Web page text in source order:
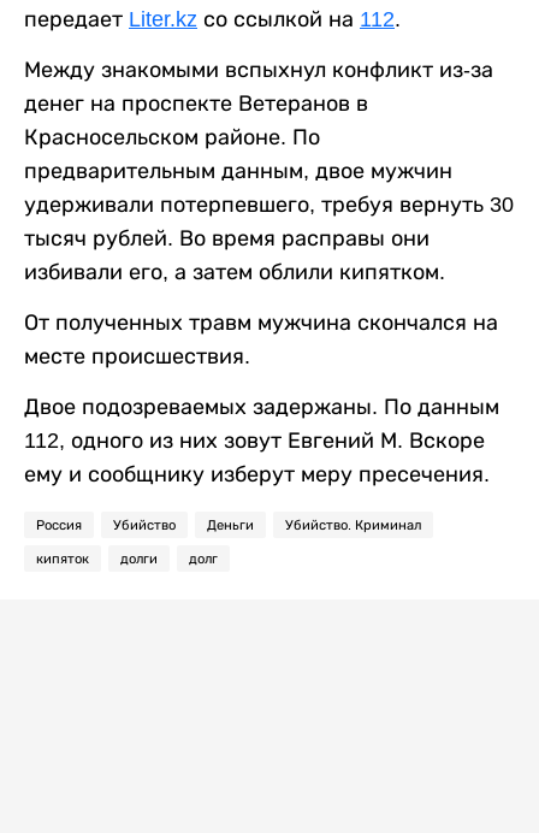
передает Liter.kz со ссылкой на 112.
Между знакомыми вспыхнул конфликт из-за
денег на проспекте Ветеранов в
Красносельском районе. По
предварительным данным, двое мужчин
удерживали потерпевшего, требуя вернуть 30
тысяч рублей. Во время расправы они
избивали его, а затем облили кипятком.
От полученных травм мужчина скончался на
месте происшествия.
Двое подозреваемых задержаны. По данным
112, одного из них зовут Евгений М. Вскоре
ему и сообщнику изберут меру пресечения.
Россия Убийство Деньги Убийство. Криминал
кипяток долги долг